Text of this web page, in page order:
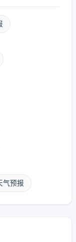
气预报